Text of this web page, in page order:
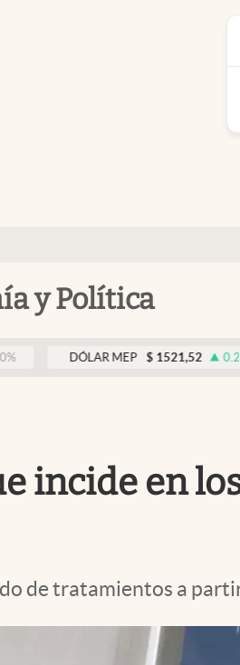
y Política
DÓLAR MEP $ 1521,52 0.23 %
incide en
de tratamientos a